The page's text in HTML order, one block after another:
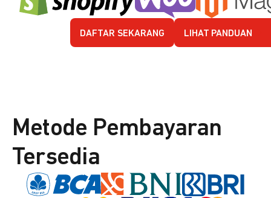
DAFTAR SEKARANG LIHAT PANDUAN
Metode Pembayaran
Tersedia